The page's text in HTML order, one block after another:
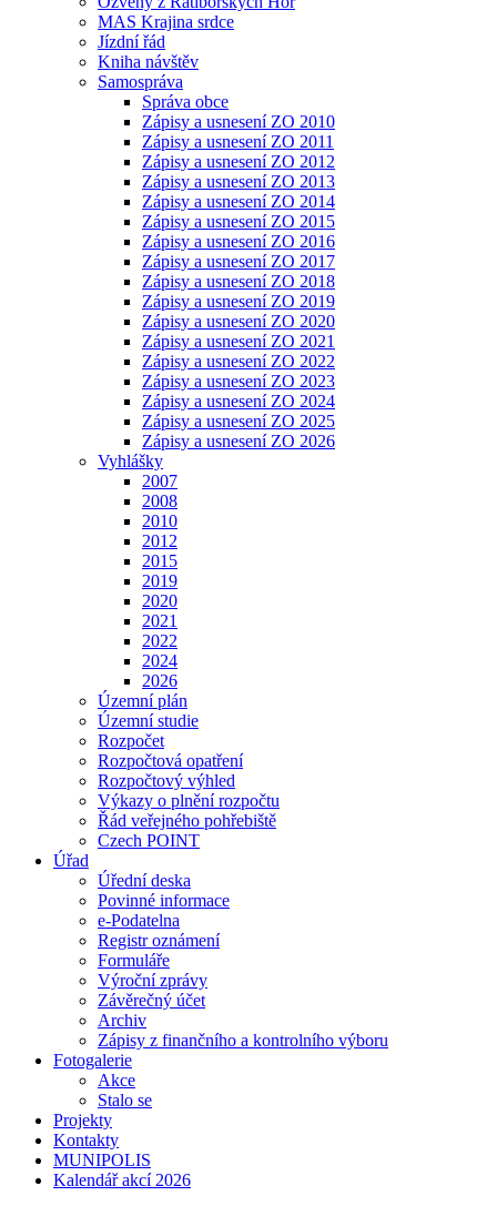
MAS Krajina srdce
Jízdní řád
Kniha návštěv
Samospráva
Správa obce
Zápisy a usnesení ZO 2010
Zápisy a usnesení ZO 2011
Zápisy a usnesení ZO 2012
Zápisy a usnesení ZO 2013
Zápisy a usnesení ZO 2014
Zápisy a usnesení ZO 2015
Zápisy a usnesení ZO 2016
Zápisy a usnesení ZO 2017
Zápisy a usnesení ZO 2018
Zápisy a usnesení ZO 2019
Zápisy a usnesení ZO 2020
Zápisy a usnesení ZO 2021
Zápisy a usnesení ZO 2022
Zápisy a usnesení ZO 2023
Zápisy a usnesení ZO 2024
Zápisy a usnesení ZO 2025
Zápisy a usnesení ZO 2026
Vyhlášky
2007
2008
2010
2012
2015
2019
2020
2021
2022
2024
2026
Územní plán
Územní studie
Rozpočet
Rozpočtová opatření
Rozpočtový výhled
Výkazy o plnění rozpočtu
Řád veřejného pohřebiště
Czech POINT
Úřad
Úřední deska
Povinné informace
e-Podatelna
Registr oznámení
Formuláře
Výroční zprávy
Závěrečný účet
Archiv
Zápisy z finančního a kontrolního výboru
Fotogalerie
Akce
Stalo se
Projekty
Kontakty
MUNIPOLIS
Kalendář akcí 2026